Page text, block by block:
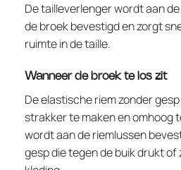
De tailleverlenger wordt aan
de broek bevestigd en zorgt
ruimte in de taille.
Wanneer de broek te los zit
De elastische riem zonder
strakker te maken en omhoog
wordt aan de riemlussen
gesp die tegen de buik drukt